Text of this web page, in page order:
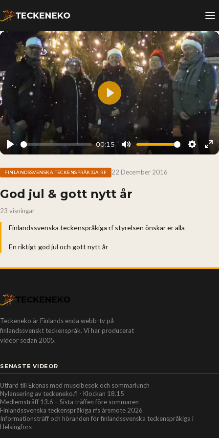
Play
00:15
Mute
Play
FINLANDSSVENSKA TECKENSPRÅKIGA RF 22 December 2016
God jul & gott nytt år
23 visningar
Finlandssvenska teckenspråkiga rf styrelsen önskar er alla
En riktigt god jul och gott nytt år
Teckeneko är Finlands enda webb-tv på
finlandssvenskt teckenspråk. Vi har producerat
videor sedan 2005.
SENASTE VIDEOR
Utfärd till Ekenäs med museibesök och sommarlunch
Nylansering av teckeneko.fi - Klockan 18.15
Medlemsträff 13.6 – Sista träffen före sommaren
Finlandssvenska teckenspråkiga rfs årsmöte 2026
Informationsträff och höranden för finlandssvenska teckenspråkiga i
Helsingfors